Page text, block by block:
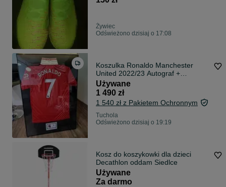
Żywiec
Odświeżono dzisiaj o 17:08
Koszulka Ronaldo Manchester
United 2022/23 Autograf +
Certyfikat Prezent
Używane
1 490 zł
1 540 zł z Pakietem Ochronnym
Tuchola
Odświeżono dzisiaj o 19:19
Kosz do koszykowki dla dzieci
Decathlon oddam Siedlce
Używane
Za darmo